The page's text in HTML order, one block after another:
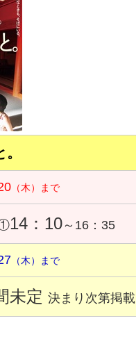
（木）まで
14：10～16：35
（木）まで
未定決まり次第掲載